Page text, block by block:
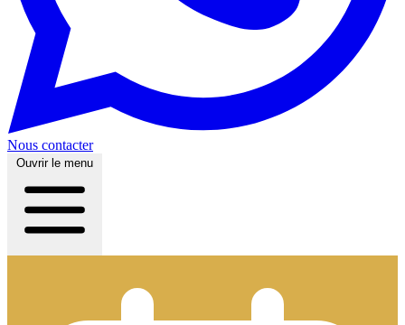
Nous contacter
Ouvrir le menu